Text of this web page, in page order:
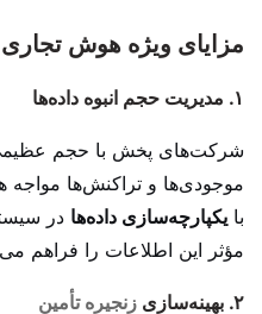
مزایای ویژه هوش
۱. مدیریت حجم انبوه داده‌ها
شرکت‌های پخش با حجم
موجودی‌ها و تراکنش‌ها
با یکپارچه‌سازی داده‌ها
مؤثر این اطلاعات را فراهم
۲. بهینه‌سازی زنجیره تأمین